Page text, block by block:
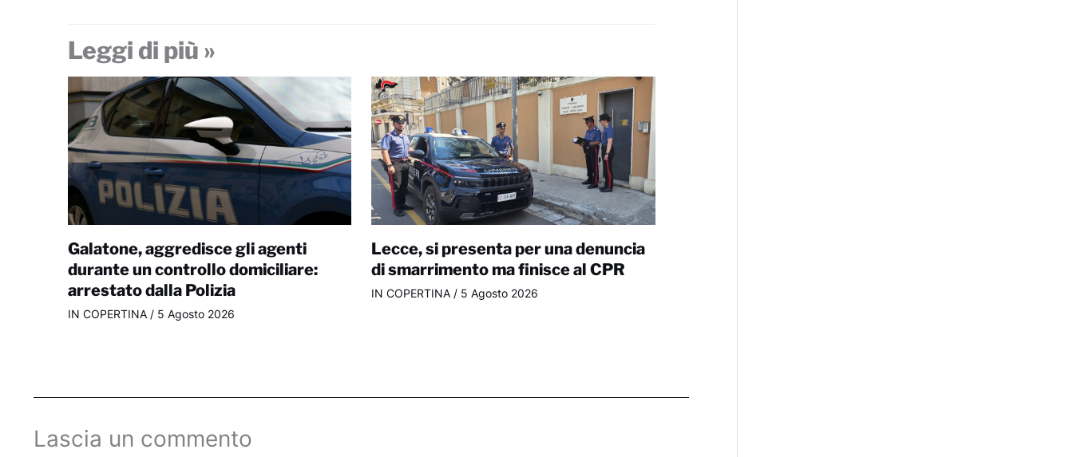
Leggi di più »
Galatone, aggredisce gli agenti
durante un controllo domiciliare:
arrestato dalla Polizia
IN COPERTINA/ 5 Agosto 2026
Lecce, si presenta per una denuncia
di smarrimento ma finisce al CPR
IN COPERTINA / 5 Agosto 2026
Lascia un commento